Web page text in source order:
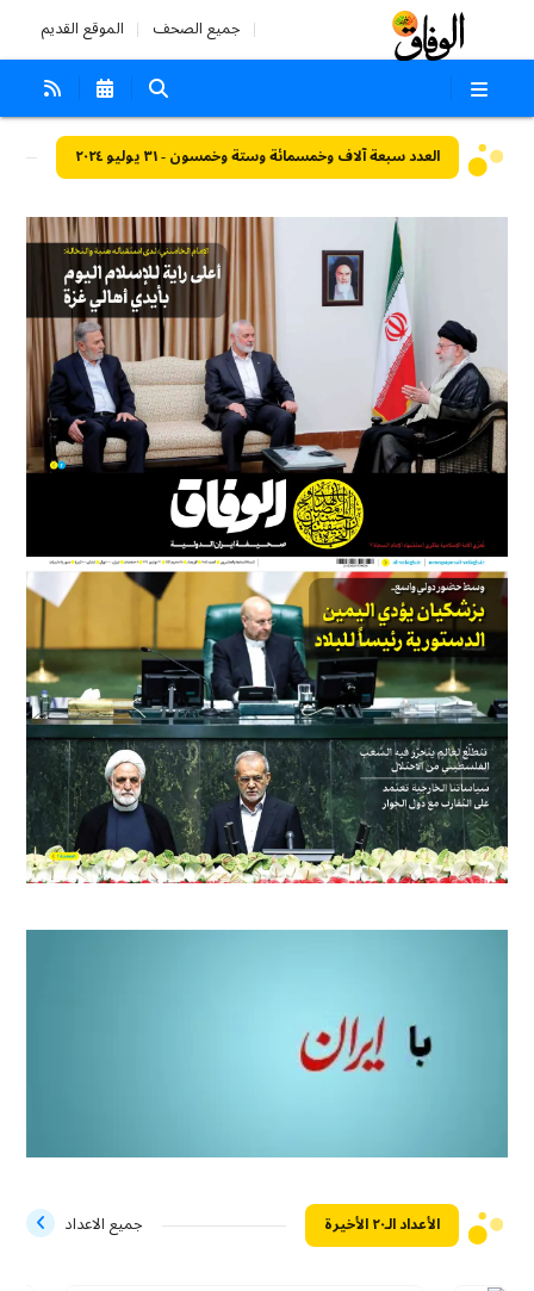
جميع الصحف الموقع القديم
العدد سبعة آلاف وخمسمائة وستة وخمسون - ٣١ يوليو ٢٠٢٤
الأعداد الـ۲۰ الأخيرة جميع الاعداد